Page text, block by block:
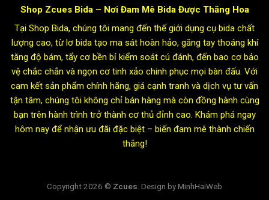
Shop Zcues Bida – Nơi Đam Mê Bida Được Thăng Hoa
Tại Shop Bida, chúng tôi mang đến thế giới dụng cụ bida chất
lượng cao, từ lơ bida tạo ma sát hoàn hảo, găng tay thoáng khí
tăng độ bám, tẩy cơ bền bỉ kiểm soát cú đánh, đến bao cơ bảo
vệ chắc chắn và ngọn cơ tinh xảo chinh phục mọi bàn đấu. Với
cam kết sản phẩm chính hãng, giá cạnh tranh và dịch vụ tư vấn
tận tâm, chúng tôi không chỉ bán hàng mà còn đồng hành cùng
bạn trên hành trình trở thành cơ thủ đỉnh cao. Khám phá ngay
hôm nay để nhận ưu đãi đặc biệt – biến đam mê thành chiến
thắng!
Copyright 2026 © Zcues. Design by MinhHaiWeb